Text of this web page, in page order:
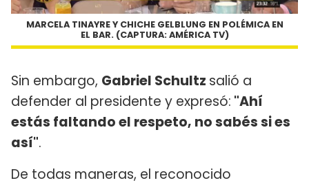
MARCELA TINAYRE Y CHICHE GELBLUNG EN POLÉMICA EN
EL BAR. (CAPTURA: AMÉRICA TV)
Sin embargo, Gabriel Schultz salió a
defender al presidente y expresó: "Ahí
estás faltando el respeto, no sabés si es
así".
De todas maneras, el reconocido